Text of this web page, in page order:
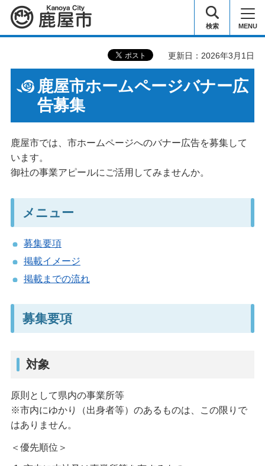
鹿屋市 検索 MENU
更新日：2026年3月1日
鹿屋市ホームページバナー広
告募集
鹿屋市では、市ホームページへのバナー広告を募集して
います。
御社の事業アピールにご活用してみませんか。
メニュー
募集要項
掲載イメージ
掲載までの流れ
募集要項
対象
原則として県内の事業所等
※市内にゆかり（出身者等）のあるものは、この限りで
はありません。
＜優先順位＞